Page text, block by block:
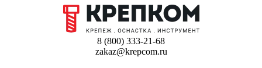
8 (800) 333-21-68
zakaz@krepcom.ru